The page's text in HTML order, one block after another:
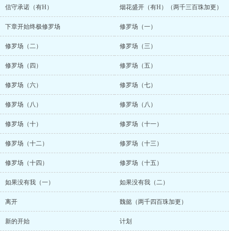
信守承诺（有H） 烟花盛开（有H）（两千三百珠加更）
下章开始终极修罗场 修罗场（一）
修罗场（二） 修罗场（三）
修罗场（四） 修罗场（五）
修罗场（六） 修罗场（七）
修罗场（八） 修罗场（八）
修罗场（十） 修罗场（十一）
修罗场（十二） 修罗场（十三）
修罗场（十四） 修罗场（十五）
如果没有我（一） 如果没有我（二）
离开 魏懿（两千四百珠加更）
新的开始 计划